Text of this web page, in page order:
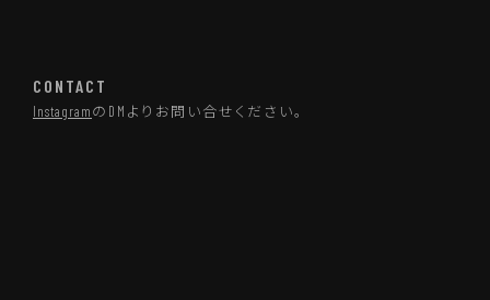
CONTACT
InstagramのDMよりお問い合せください。